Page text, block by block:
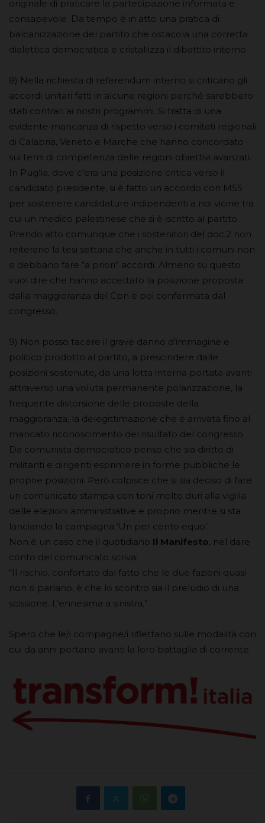
originale di praticare la partecipazione informata e
consapevole. Da tempo è in atto una pratica di
balcanizzazione del partito che ostacola una corretta
dialettica democratica e cristallizza il dibattito interno.
8) Nella richiesta di referendum interno si criticano gli
accordi unitari fatti in alcune regioni perché sarebbero
stati contrari ai nostri programmi. Si tratta di una
evidente mancanza di rispetto verso i comitati regionali
di Calabria, Veneto e Marche che hanno concordato
sui temi di competenza delle regioni obiettivi avanzati.
In Puglia, dove c’era una posizione critica verso il
candidato presidente, si è fatto un accordo con M5S
per sostenere candidature indipendenti a noi vicine tra
cui un medico palestinese che si è iscritto al partito.
Prendo atto comunque che i sostenitori del doc.2 non
reiterano la tesi settaria che anche in tutti i comuni non
si debbano fare “a priori” accordi. Almeno su questo
vuol dire che hanno accettato la posizione proposta
dalla maggioranza del Cpn e poi confermata dal
congresso.
9) Non posso tacere il grave danno d’immagine e
politico prodotto al partito, a prescindere dalle
posizioni sostenute, da una lotta interna portata avanti
attraverso una voluta permanente polarizzazione, la
frequente distorsione delle proposte della
maggioranza, la delegittimazione che è arrivata fino al
mancato riconoscimento del risultato del congresso.
Da comunista democratico penso che sia diritto di
militanti e dirigenti esprimere in forme pubbliche le
proprie posizioni. Però colpisce che si sia deciso di fare
un comunicato stampa con toni molto duri alla vigilia
delle elezioni amministrative e proprio mentre si sta
lanciando la campagna ‘Un per cento equo’.
Non è un caso che il quotidiano Il Manifesto, nel dare
conto del comunicato scriva:
“Il rischio, confortato dal fatto che le due fazioni quasi
non si parlano, è che lo scontro sia il preludio di una
scissione. L’ennesima a sinistra.”
Spero che le/i compagne/i riflettano sulle modalità con
cui da anni portano avanti la loro battaglia di corrente.